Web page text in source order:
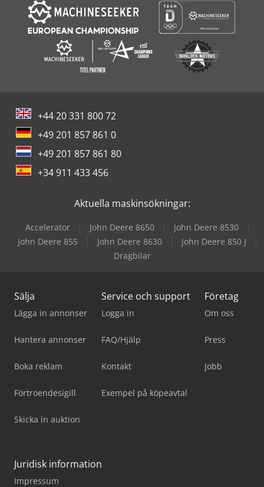
+44 20 331 800 72
+49 201 857 861 0
+49 201 857 861 80
+34 911 433 456
Aktuella maskinsökningar:
Accelerator John Deere 8650
John Deere 8530
John Deere 855
John Deere 8630
John Deere 850 J
Dragbilar
Sälja
Lägga in annonser
Hantera annonser
Boka reklam
Förtroendesigill
Skicka in auktion
Service och support
Logga in
FAQ/Hjälp
Kontakt
Exempel på köpeavtal
Företag
Om oss
Press
Jobb
Juridisk information
Impressum